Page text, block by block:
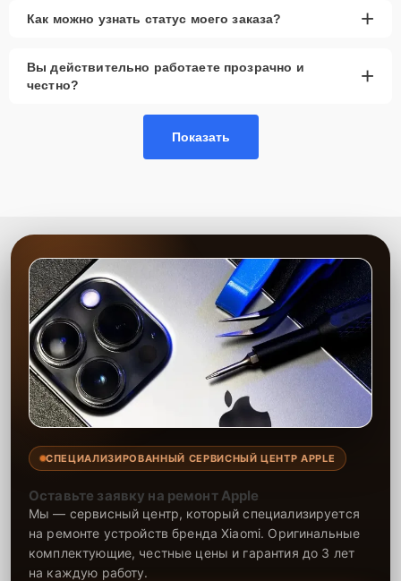
Как можно узнать статус моего заказа? +
Вы действительно работаете прозрачно и
честно?
+
Показать
СПЕЦИАЛИЗИРОВАННЫЙ СЕРВИСНЫЙ ЦЕНТР APPLE
Оставьте заявку на ремонт Apple
Мы — сервисный центр, который специализируется
на ремонте устройств бренда Xiaomi. Оригинальные
комплектующие, честные цены и гарантия до 3 лет
на каждую работу.